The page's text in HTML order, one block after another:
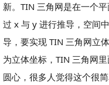
新。TIN 三角网是在一个
过 x 与 y 进行推导，空间
导，要实现 TIN 三角网立
为立体坐标，TIN 三角网
圆心，很多人觉得这个很